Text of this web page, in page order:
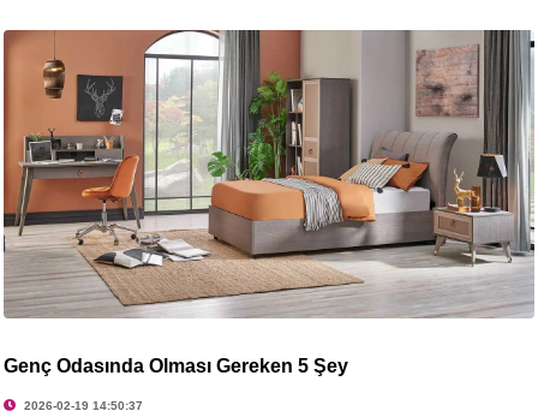
Genç Odasında Olması Gereken 5 Şey
2026-02-19 14:50:37